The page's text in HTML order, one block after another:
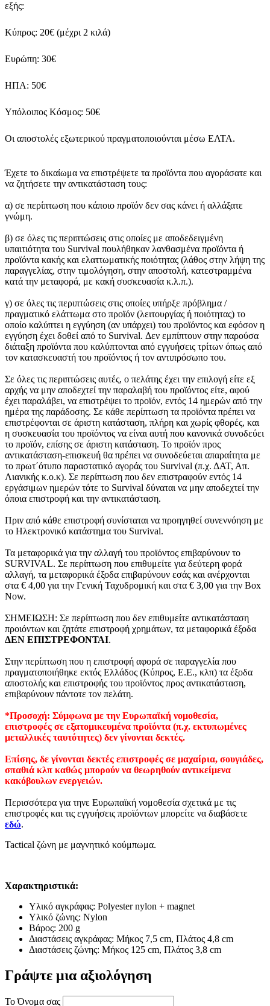
εξής:
Κύπρος: 20€ (μέχρι 2 κιλά)
Ευρώπη: 30€
ΗΠΑ: 50€
Υπόλοιπος Κόσμος: 50€
Οι αποστολές εξωτερικού πραγματοποιούνται μέσω ΕΛΤΑ.
Έχετε το δικαίωμα να επιστρέψετε τα προϊόντα που αγοράσατε και
να ζητήσετε την αντικατάσταση τους:
α) σε περίπτωση που κάποιο προϊόν δεν σας κάνει ή αλλάξατε
γνώμη.
β) σε όλες τις περιπτώσεις στις οποίες με αποδεδειγμένη
υπαιτιότητα του Survival πουλήθηκαν λανθασμένα προϊόντα ή
προϊόντα κακής και ελαττωματικής ποιότητας (λάθος στην λήψη της
παραγγελίας, στην τιμολόγηση, στην αποστολή, κατεστραμμένα
κατά την μεταφορά, με κακή συσκευασία κ.λ.π.).
γ) σε όλες τις περιπτώσεις στις οποίες υπήρξε πρόβλημα /
πραγματικό ελάττωμα στο προϊόν (λειτουργίας ή ποιότητας) το
οποίο καλύπτει η εγγύηση (αν υπάρχει) του προϊόντος και εφόσον η
εγγύηση έχει δοθεί από το Survival. Δεν εμπίπτουν στην παρούσα
διάταξη προϊόντα που καλύπτονται από εγγυήσεις τρίτων όπως από
τον κατασκευαστή του προϊόντος ή τον αντιπρόσωπο του.
Σε όλες τις περιπτώσεις αυτές, ο πελάτης έχει την επιλογή είτε εξ
αρχής να μην αποδεχτεί την παραλαβή του προϊόντος είτε, αφού
έχει παραλάβει, να επιστρέψει το προϊόν, εντός 14 ημερών από την
ημέρα της παράδοσης. Σε κάθε περίπτωση τα προϊόντα πρέπει να
επιστρέφονται σε άριστη κατάσταση, πλήρη και χωρίς φθορές, και
η συσκευασία του προϊόντος να είναι αυτή που κανονικά συνοδεύει
το προϊόν, επίσης σε άριστη κατάσταση. Το προϊόν προς
αντικατάσταση-επισκευή θα πρέπει να συνοδεύεται απαραίτητα με
το πρωτ΄ότυπο παραστατικό αγοράς του Survival (π.χ. ΔΑΤ, Απ.
Λιανικής κ.ο.κ). Σε περίπτωση που δεν επιστραφούν εντός 14
εργάσιμων ημερών τότε το Survival δύναται να μην αποδεχτεί την
όποια επιστροφή και την αντικατάσταση.
Πριν από κάθε επιστροφή συνίσταται να προηγηθεί συνεννόηση με
το Ηλεκτρονικό κατάστημα του Survival.
Τα μεταφορικά για την αλλαγή του προϊόντος επιβαρύνουν το
SURVIVAL. Σε περίπτωση που επιθυμείτε για δεύτερη φορά
αλλαγή, τα μεταφορικά έξοδα επιβαρύνουν εσάς και ανέρχονται
στα € 4,00 για την Γενική Ταχυδρομική και στα € 3,00 για την Box
Now.
ΣΗΜΕΙΩΣΗ: Σε περίπτωση που δεν επιθυμείτε αντικατάσταση
προιόντων και ζητάτε επιστροφή χρημάτων, τα μεταφορικά έξοδα
ΔΕΝ ΕΠΙΣΤΡΕΦΟΝΤΑΙ.
Στην περίπτωση που η επιστροφή αφορά σε παραγγελία που
πραγματοποιήθηκε εκτός Ελλάδος (Κύπρος, Ε.Ε., κλπ) τα έξοδα
αποστολής και επιστροφής του προϊόντος προς αντικατάσταση,
επιβαρύνουν πάντοτε τον πελάτη.
*Προσοχή: Σύμφωνα με την Ευρωπαϊκή νομοθεσία,
επιστροφές σε εξατομικευμένα προϊόντα (π.χ. εκτυπωμένες
μεταλλικές ταυτότητες) δεν γίνονται δεκτές.
Επίσης, δε γίνονται δεκτές επιστροφές σε μαχαίρια, σουγιάδες,
σπαθιά κλπ καθώς μπορούν να θεωρηθούν αντικείμενα
κακόβουλων ενεργειών.
Περισσότερα για τηνε Ευρωπαϊκή νομοθεσία σχετικά με τις
επιστροφές και τις εγγυήσεις προϊόντων μπορείτε να διαβάσετε
εδώ.
Tactical ζώνη με μαγνητικό κούμπωμα.
Χαρακτηριστικά:
Υλικό αγκράφας: Polyester nylon + magnet
Υλικό ζώνης: Nylon
Βάρος: 200 g
Διαστάσεις αγκράφας: Μήκος 7,5 cm, Πλάτος 4,8 cm
Διαστάσεις ζώνης: Μήκος 125 cm, Πλάτος 3,8 cm
Γράψτε μια αξιολόγηση
Το Όνομα σας